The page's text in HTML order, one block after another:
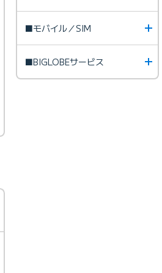
■モバイル／SIM
■BIGLOBEサービス